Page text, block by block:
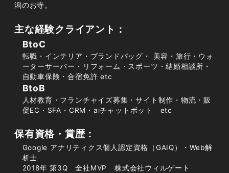
は年々拡大し、多くの企業がオンライン上での存
ています。成長率の推移は上向きで、この傾向は
今後も続くと予想されています。業界内の競争は
激しくなり、フリーランスや小規模制作会社の台
頭が競争環境を変化させています。消費者の行動
も変わり、インターネットでの情報検索と決定プ
ロセスが主流となっているため、Web制作会社
にとってSEO対策の重要性が高まっています。こ
れらの動向は、Web制作業界における戦略策定
において考慮されるべき核心的要素です。
潟のお寺。
主な経験クライアント：
BtoC
転職・インテリア・ブランドバッグ・ 美容・旅行・ウォ
ーターサーバー・リフォーム・スポーツ・結婚相談所・
自動車保険・合宿免許 etc
BtoB
人材教育・フランチャイズ募集・サイト制作・物流・販
促EC・SFA・CRM・aiチャットボット etc
保有資格・賞歴：
Google アナリティクス個人認定資格（GAIQ）・Web解
析士
2018年 第3Q 全社MVP 株式会社ウィルゲート